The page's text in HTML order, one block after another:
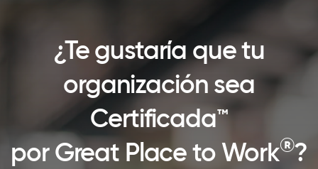
¿Te gustaría que tu
organización sea
Certificada™
por Great Place to Work®?